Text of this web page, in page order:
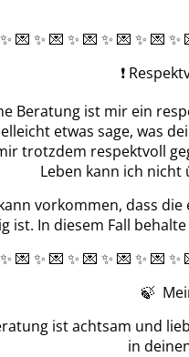
✨ 💌 ✨ 💌 ✨ 💌 ✨ 💌 ✨ 💌 ✨
❗
Beratung ist mir ein
etwas sage, was
trotzdem respektvoll
Leben kann ich
vorkommen, dass
ist. In diesem Fall
✨ 💌 ✨ 💌 ✨ 💌 ✨ 💌 ✨ 💌 ✨
🍃
ist achtsam und
in